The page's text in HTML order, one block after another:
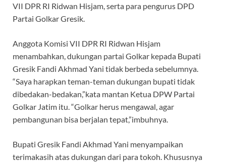
VII DPR RI Ridwan Hisjam, serta para pengurus DPD
Partai Golkar Gresik.
Anggota Komisi VII DPR RI Ridwan Hisjam
menambahkan, dukungan partai Golkar kepada Bupati
Gresik Fandi Akhmad Yani tidak berbeda sebelumnya.
“Saya harapkan teman-teman dukungan bupati tidak
dibedakan-bedakan,”kata mantan Ketua DPW Partai
Golkar Jatim itu. “Golkar herus mengawal, agar
pembangunan bisa berjalan tepat,”imbuhnya.
Bupati Gresik Fandi Akhmad Yani menyampaikan
terimakasih atas dukungan dari para tokoh. Khususnya